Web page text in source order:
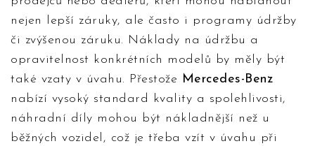
nejen lepší záruky, ale často i programy údržby
či zvýšenou záruku. Náklady na údržbu a
opravitelnost konkrétních modelů by měly být
také vzaty v úvahu. Přestože Mercedes-Benz
nabízí vysoký standard kvality a spolehlivosti,
náhradní díly mohou být nákladnější než u
běžných vozidel, což je třeba vzít v úvahu při